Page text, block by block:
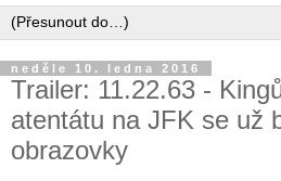
neděle 10. ledna 2016
Trailer: 11.22.63 -
atentátu na JFK se už
obrazovky